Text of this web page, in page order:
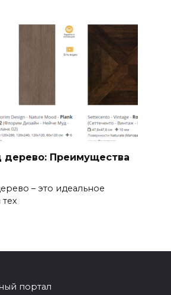
дерево: Преимущества
– это идеальное
портал